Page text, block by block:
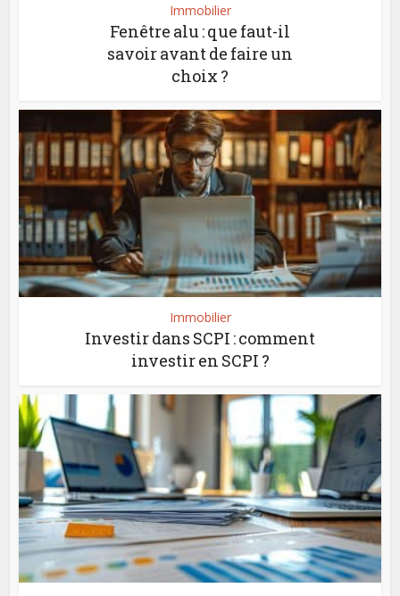
Immobilier
Fenêtre alu : que faut-il
savoir avant de faire un
choix ?
Immobilier
Investir dans SCPI : comment
investir en SCPI ?